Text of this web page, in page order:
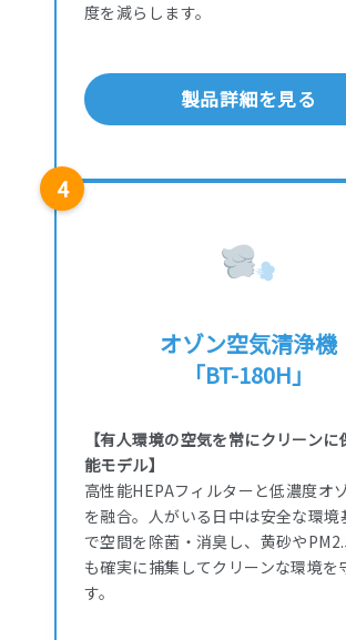
度を減らします。
製品詳細を見る
4
オゾン空気清浄機
「BT-180H」
【有人環境の空気を常にクリーンに
能モデル】
高性能HEPAフィルターと低濃度オ
を融合。人がいる日中は安全な環境
で空間を除菌・消臭し、黄砂や
も確実に捕集してクリーンな環境を
す。